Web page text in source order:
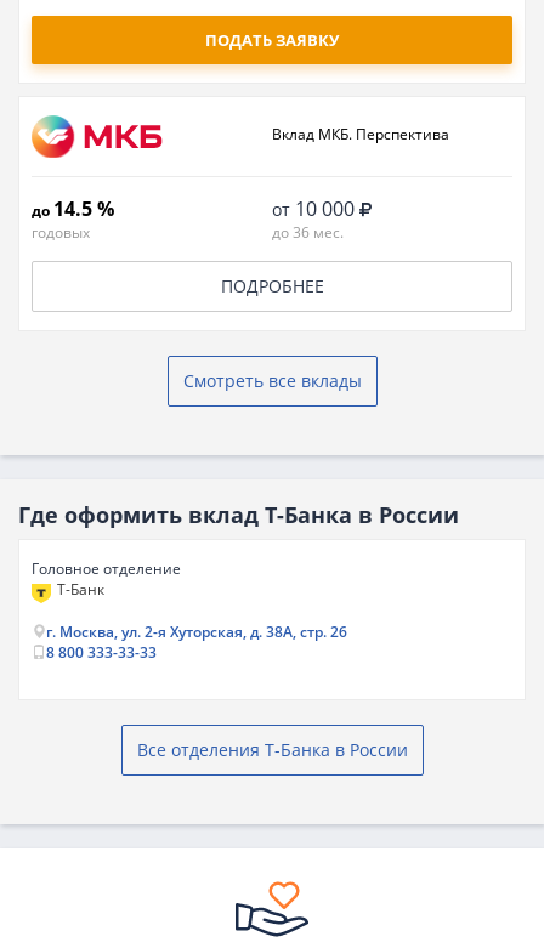
ПОДАТЬ ЗАЯВКУ
Вклад МКБ. Перспектива
до 14.5 %
годовых
от 10 000
до 36 мес.
ПОДРОБНЕЕ
Смотреть все вклады
Где оформить вклад Т-Банка в России
Головное отделение
Т-Банк
г. Москва, ул. 2-я Хуторская, д. 38А, стр. 26
8 800 333-33-33
Все отделения Т-Банка в России